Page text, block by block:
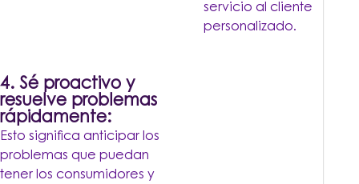
servicio al cliente
personalizado.
4. Sé proactivo y
resuelve problemas
rápidamente:
Esto significa anticipar los
problemas que puedan
tener los consumidores y